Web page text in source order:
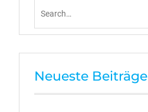
Neueste Beiträge